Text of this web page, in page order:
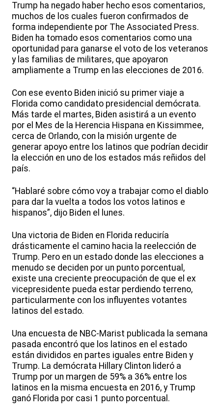
Trump ha negado haber hecho esos comentarios,
muchos de los cuales fueron confirmados de
forma independiente por The Associated Press.
Biden ha tomado esos comentarios como una
oportunidad para ganarse el voto de los veteranos
y las familias de militares, que apoyaron
ampliamente a Trump en las elecciones de 2016.
Con ese evento Biden inició su primer viaje a
Florida como candidato presidencial demócrata.
Más tarde el martes, Biden asistirá a un evento
por el Mes de la Herencia Hispana en Kissimmee,
cerca de Orlando, con la misión urgente de
generar apoyo entre los latinos que podrían decidir
la elección en uno de los estados más reñidos del
país.
“Hablaré sobre cómo voy a trabajar como el diablo
para dar la vuelta a todos los votos latinos e
hispanos”, dijo Biden el lunes.
Una victoria de Biden en Florida reduciría
drásticamente el camino hacia la reelección de
Trump. Pero en un estado donde las elecciones a
menudo se deciden por un punto porcentual,
existe una creciente preocupación de que el ex
vicepresidente pueda estar perdiendo terreno,
particularmente con los influyentes votantes
latinos del estado.
Una encuesta de NBC-Marist publicada la semana
pasada encontró que los latinos en el estado
están divididos en partes iguales entre Biden y
Trump. La demócrata Hillary Clinton lideró a
Trump por un margen de 59% a 36% entre los
latinos en la misma encuesta en 2016, y Trump
ganó Florida por casi 1 punto porcentual.